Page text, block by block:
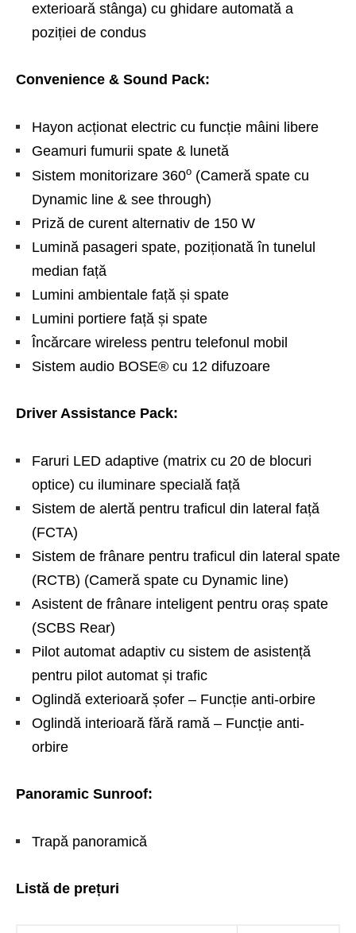
exterioară stânga) cu ghidare automată a
poziției de condus
Convenience & Sound Pack:
Hayon acționat electric cu funcție mâini libere
Geamuri fumurii spate & lunetă
Sistem monitorizare 360o (Cameră spate cu
Dynamic line & see through)
Priză de curent alternativ de 150 W
Lumină pasageri spate, poziționată în tunelul
median față
Lumini ambientale față și spate
Lumini portiere față și spate
Încărcare wireless pentru telefonul mobil
Sistem audio BOSE® cu 12 difuzoare
Driver Assistance Pack:
Faruri LED adaptive (matrix cu 20 de blocuri
optice) cu iluminare specială față
Sistem de alertă pentru traficul din lateral față
(FCTA)
Sistem de frânare pentru traficul din lateral spate
(RCTB) (Cameră spate cu Dynamic line)
Asistent de frânare inteligent pentru oraș spate
(SCBS Rear)
Pilot automat adaptiv cu sistem de asistență
pentru pilot automat și trafic
Oglindă exterioară șofer – Funcție anti-orbire
Oglindă interioară fără ramă – Funcție anti-
orbire
Panoramic Sunroof:
Trapă panoramică
Listă de prețuri